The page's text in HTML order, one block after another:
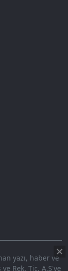
yazı, haber ve
Rek. Tic. A.Ş'ye